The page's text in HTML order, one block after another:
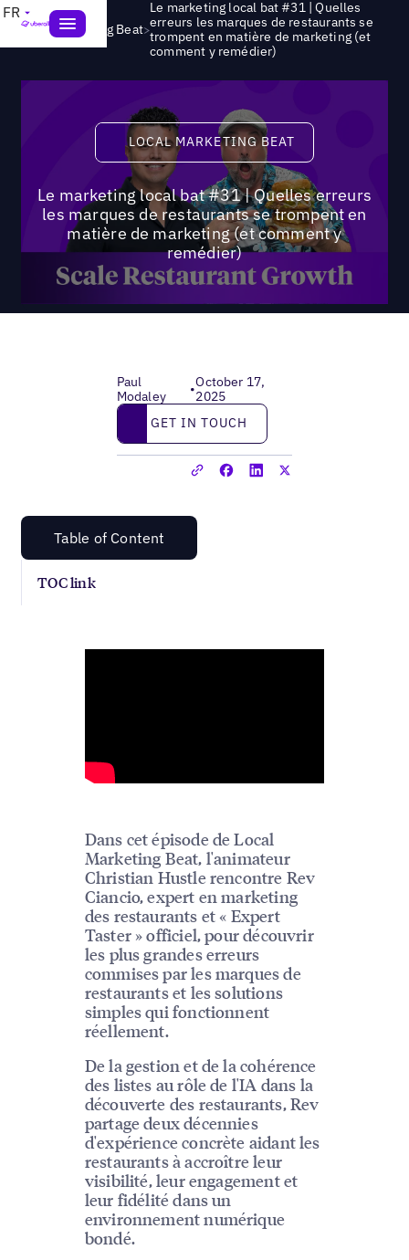
FR
Local Marketing Beat>
Le marketing local bat #31 | Quelles
erreurs les marques de restaurants se
trompent en matière de marketing (et
comment y remédier)
Local Marketing Beat
LOCAL MARKETING BEAT
Le marketing local bat #31 | Quelles erreurs
les marques de restaurants se trompent en
matière de marketing (et comment y
remédier)
Paul
Modaley
•October 17,
2025
Get in touch
GET IN TOUCH
Table of Content
TOC link
Dans cet épisode de Local
Marketing Beat, l'animateur
Christian Hustle rencontre Rev
Ciancio, expert en marketing
des restaurants et « Expert
Taster » officiel, pour découvrir
les plus grandes erreurs
commises par les marques de
restaurants et les solutions
simples qui fonctionnent
réellement.
De la gestion et de la cohérence
des listes au rôle de l'IA dans la
découverte des restaurants, Rev
partage deux décennies
d'expérience concrète aidant les
restaurants à accroître leur
visibilité, leur engagement et
leur fidélité dans un
environnement numérique
bondé.